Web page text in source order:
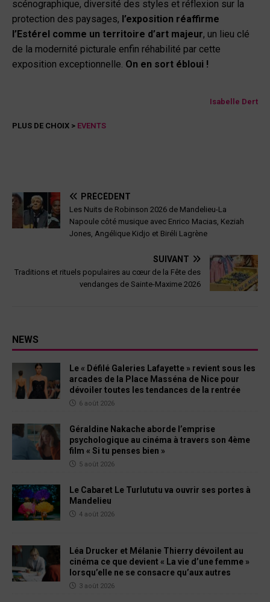
scénographique, diversité des styles et réflexion sur la
protection des paysages, l’exposition réaffirme
l’Estérel comme un territoire d’art majeur, un lieu clé
de la modernité picturale enfin réhabilité par cette
exposition exceptionnelle. On en sort ébloui !
Isabelle Dert
PLUS DE CHOIX > EVENTS
PRÉCÉDENT
Les Nuits de Robinson 2026 de Mandelieu-La
Napoule côté musique avec Enrico Macias, Keziah
Jones, Angélique Kidjo et Biréli Lagrène
SUIVANT
Traditions et rituels populaires au cœur de la Fête des
vendanges de Sainte-Maxime 2026
NEWS
Le « Défilé Galeries Lafayette » revient sous les
arcades de la Place Masséna de Nice pour
dévoiler toutes les tendances de la rentrée
6 août 2026
Géraldine Nakache aborde l’emprise
psychologique au cinéma à travers son 4ème
film « Si tu penses bien »
5 août 2026
Le Cabaret Le Turlututu va ouvrir ses portes à
Mandelieu
4 août 2026
Léa Drucker et Mélanie Thierry dévoilent au
cinéma ce que devient « La vie d’une femme »
lorsqu’elle ne se consacre qu’aux autres
3 août 2026